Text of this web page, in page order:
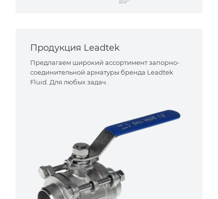
Продукция Leadtek
Предлагаем широкий ассортимент запорно-
соединительной арматуры бренда Leadtek
Fluid. Для любых задач.